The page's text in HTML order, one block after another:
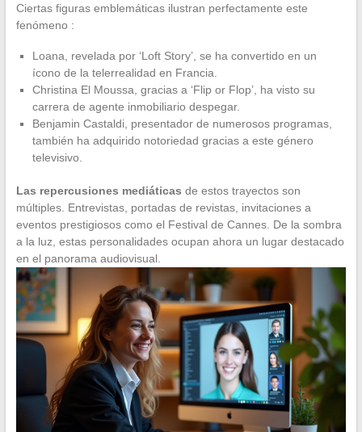
Ciertas figuras emblemáticas ilustran perfectamente este
fenómeno :
Loana, revelada por ‘Loft Story’, se ha convertido en un
ícono de la telerrealidad en Francia.
Christina El Moussa, gracias a ‘Flip or Flop’, ha visto su
carrera de agente inmobiliario despegar.
Benjamin Castaldi, presentador de numerosos programas,
también ha adquirido notoriedad gracias a este género
televisivo.
Las repercusiones mediáticas de estos trayectos son
múltiples. Entrevistas, portadas de revistas, invitaciones a
eventos prestigiosos como el Festival de Cannes. De la sombra
a la luz, estas personalidades ocupan ahora un lugar destacado
en el panorama audiovisual.